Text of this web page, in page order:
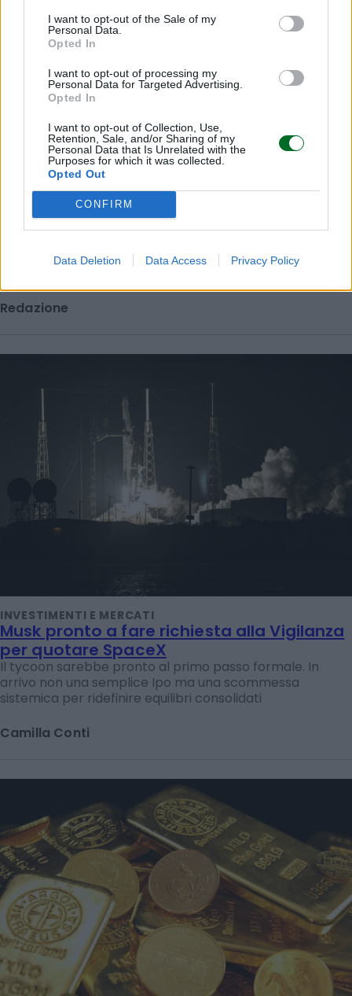
I want to opt-out of the Sale of my
Personal Data.
Opted In
I want to opt-out of processing my
Personal Data for Targeted Advertising.
Opted In
I want to opt-out of Collection, Use,
Retention, Sale, and/or Sharing of my
Personal Data that Is Unrelated with the
Purposes for which it was collected.
Opted Out
CONFIRM
Data Deletion Data Access Privacy Policy
INVESTIMENTI E MERCATI
Gregorio De Felice nominato presidente di
Manterrà anche il ruolo di capo economista di Intesa
Redazione
INVESTIMENTI E MERCATI
Musk pronto a fare richiesta alla Vigilanza
per quotare SpaceX
Il tycoon sarebbe pronto al primo passo formale. In
arrivo non una semplice Ipo ma una scommessa
sistemica per ridefinire equilibri consolidati
Camilla Conti